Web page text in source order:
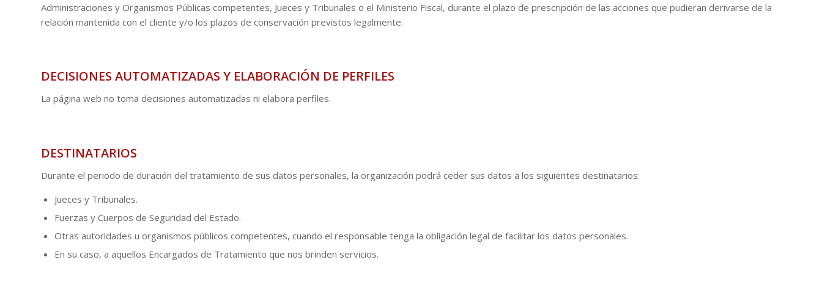
Administraciones y Organismos Públicas competentes, Jueces y Tribunales o el Ministerio Fiscal, durante el plazo de prescripción de las acciones que pudieran derivarse de la
relación mantenida con el cliente y/o los plazos de conservación previstos legalmente.
DECISIONES AUTOMATIZADAS Y ELABORACIÓN DE PERFILES
La página web no toma decisiones automatizadas ni elabora perfiles.
DESTINATARIOS
Durante el periodo de duración del tratamiento de sus datos personales, la organización podrá ceder sus datos a los siguientes destinatarios:
Jueces y Tribunales.
Fuerzas y Cuerpos de Seguridad del Estado.
Otras autoridades u organismos públicos competentes, cuando el responsable tenga la obligación legal de facilitar los datos personales.
En su caso, a aquellos Encargados de Tratamiento que nos brinden servicios.